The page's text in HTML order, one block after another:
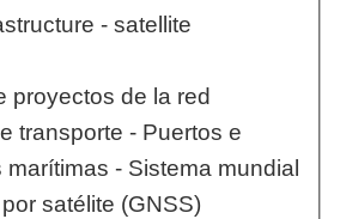
- satellite
proyectos de la red
transporte - Puertos e
- Sistema mundial
satélite (GNSS)